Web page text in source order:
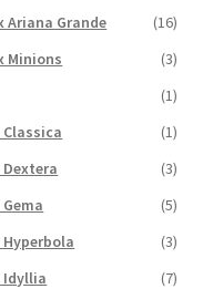
Ariana Grande
(16)
Minions
(3)
(1)
(1)
(3)
(5)
(3)
Idyllia
(7)